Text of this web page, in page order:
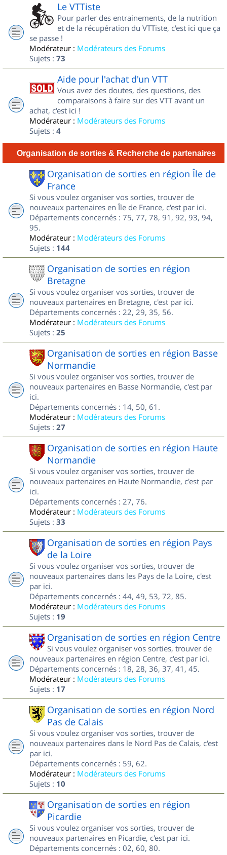
Le VTTiste
Pour parler des entrainements, de la nutrition
et de la récupération du VTTiste, c'est ici que ça
se passe !
Modérateur : Modérateurs des Forums
Sujets : 73
Aide pour l'achat d'un VTT
Vous avez des doutes, des questions, des
comparaisons à faire sur des VTT avant un
achat, c'est ici !
Modérateur : Modérateurs des Forums
Sujets : 4
Organisation de sorties & Recherche de partenaires
Organisation de sorties en région Île de
France
Si vous voulez organiser vos sorties, trouver de
nouveaux partenaires en Île de France, c'est par ici.
Départements concernés : 75, 77, 78, 91, 92, 93, 94,
95.
Modérateur : Modérateurs des Forums
Sujets : 144
Organisation de sorties en région
Bretagne
Si vous voulez organiser vos sorties, trouver de
nouveaux partenaires en Bretagne, c'est par ici.
Départements concernés : 22, 29, 35, 56.
Modérateur : Modérateurs des Forums
Sujets : 25
Organisation de sorties en région Basse
Normandie
Si vous voulez organiser vos sorties, trouver de
nouveaux partenaires en Basse Normandie, c'est par
ici.
Départements concernés : 14, 50, 61.
Modérateur : Modérateurs des Forums
Sujets : 27
Organisation de sorties en région Haute
Normandie
Si vous voulez organiser vos sorties, trouver de
nouveaux partenaires en Haute Normandie, c'est par
ici.
Départements concernés : 27, 76.
Modérateur : Modérateurs des Forums
Sujets : 33
Organisation de sorties en région Pays
de la Loire
Si vous voulez organiser vos sorties, trouver de
nouveaux partenaires dans les Pays de la Loire, c'est
par ici.
Départements concernés : 44, 49, 53, 72, 85.
Modérateur : Modérateurs des Forums
Sujets : 19
Organisation de sorties en région Centre
Si vous voulez organiser vos sorties, trouver de
nouveaux partenaires en région Centre, c'est par ici.
Départements concernés : 18, 28, 36, 37, 41, 45.
Modérateur : Modérateurs des Forums
Sujets : 17
Organisation de sorties en région Nord
Pas de Calais
Si vous voulez organiser vos sorties, trouver de
nouveaux partenaires dans le Nord Pas de Calais, c'est
par ici.
Départements concernés : 59, 62.
Modérateur : Modérateurs des Forums
Sujets : 10
Organisation de sorties en région
Picardie
Si vous voulez organiser vos sorties, trouver de
nouveaux partenaires en Picardie, c'est par ici.
Départements concernés : 02, 60, 80.